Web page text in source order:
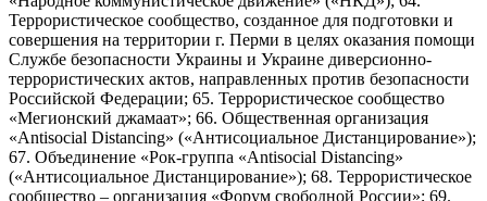
Террористическое сообщество, созданное для подготовки и
совершения на территории г. Перми в целях оказания помощи
Службе безопасности Украины и Украине диверсионно-
террористических актов, направленных против безопасности
Российской Федерации; 65. Террористическое сообщество
«Мегионский джамаат»; 66. Общественная организация
«Antisocial Distancing» («Антисоциальное Дистанцирование»);
67. Объединение «Рок-группа «Antisocial Distancing»
(«Антисоциальное Дистанцирование»); 68. Террористическое
сообщество – организация «Форум свободной России»; 69.